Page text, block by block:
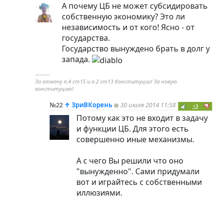
А почему ЦБ не может субсидировать
собственную экономику? Это ли
независимость и от кого! Ясно - от
государства.
Государство вынуждено брать в долг у
запада.
----------
За отмену п.4 ст15 и п.2 ст13 Конституции! За новую
конституцию!
№22 ↑ ЗриВКорень 30 июля 2014 11:58 +3
Потому как это не входит в задачу
и функции ЦБ. Для этого есть
совершенно иные механизмы.
А с чего Вы решили что оно
"вынужденно". Сами придумали
вот и играйтесь с собственными
иллюзиями.